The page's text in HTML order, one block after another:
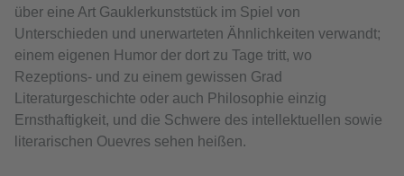
über eine Art Gauklerkunststück im Spiel von
Unterschieden und unerwarteten Ähnlichkeiten verwandt;
einem eigenen Humor der dort zu Tage tritt, wo
Rezeptions- und zu einem gewissen Grad
Literaturgeschichte oder auch Philosophie einzig
Ernsthaftigkeit, und die Schwere des intellektuellen sowie
literarischen Ouevres sehen heißen.